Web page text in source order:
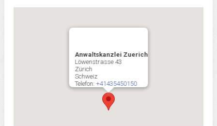
Anwaltskanzlei Zuerich
Löwenstrasse 43
Zürich
Schweiz
Telefon:+41435450150